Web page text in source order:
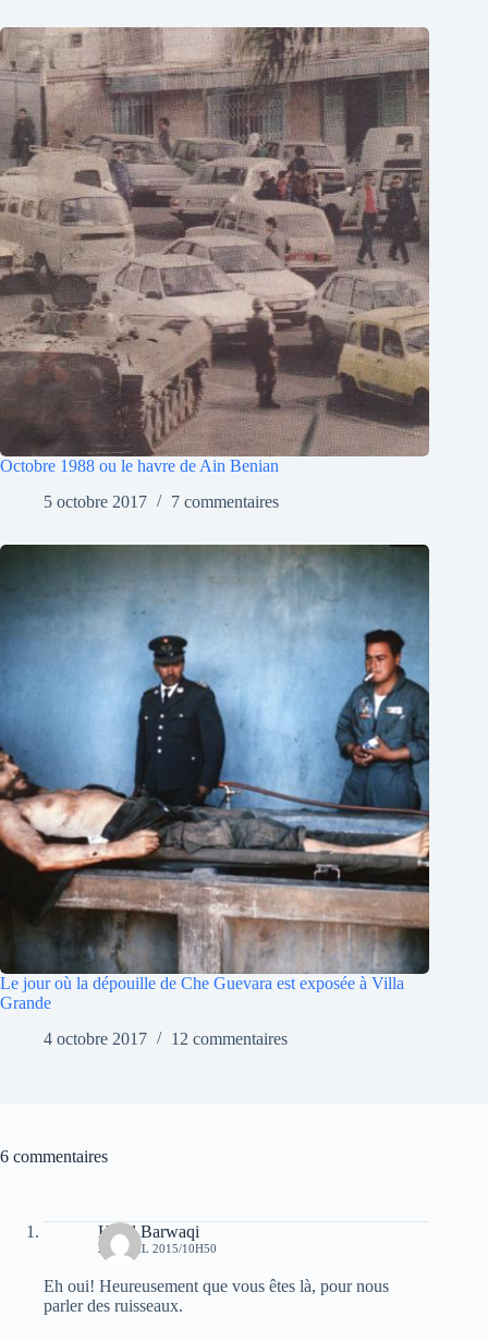
Octobre 1988 ou le havre de Ain Benian
5 octobre 2017
7 commentaires
Le jour où la dépouille de Che Guevara est exposée à Villa
Grande
4 octobre 2017
12 commentaires
6 commentaires
Hend Barwaqi
20 AVRIL 2015/10H50
Eh oui! Heureusement que vous êtes là, pour nous
parler des ruisseaux.